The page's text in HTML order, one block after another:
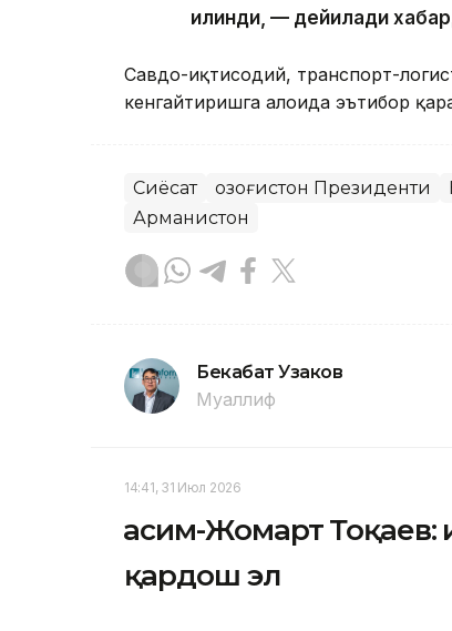
қилинди, — дейилади
Савдо-иқтисодий, транспорт-
кенгайтиришга алоҳида эътибор
Сиёсат Қозоғистон Президенти
Арманистон
Бекабат Узаков
Муаллиф
14:41, 31 Июл 2026
Қасим-Жомарт Тоқаев:
қардош эл